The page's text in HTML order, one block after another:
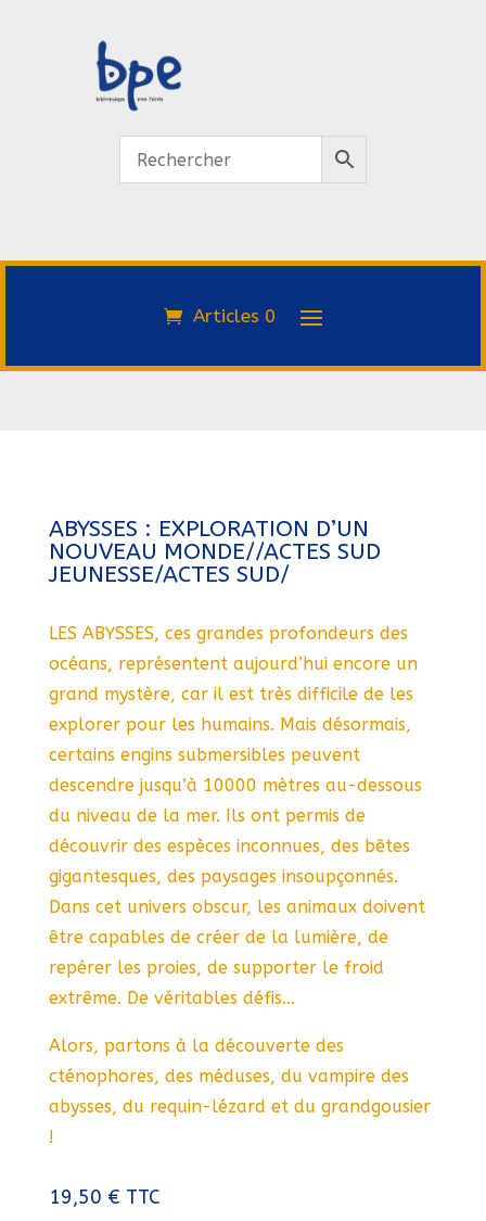
Articles 0
ABYSSES : EXPLORATION D’UN
NOUVEAU MONDE//ACTES SUD
JEUNESSE/ACTES SUD/
LES ABYSSES, ces grandes profondeurs des
océans, représentent aujourd’hui encore un
grand mystère, car il est très difficile de les
explorer pour les humains. Mais désormais,
certains engins submersibles peuvent
descendre jusqu’à 10000 mètres au-dessous
du niveau de la mer. Ils ont permis de
découvrir des espèces inconnues, des bêtes
gigantesques, des paysages insoupçonnés.
Dans cet univers obscur, les animaux doivent
être capables de créer de la lumière, de
repérer les proies, de supporter le froid
extrême. De véritables défis…
Alors, partons à la découverte des
cténophores, des méduses, du vampire des
abysses, du requin-lézard et du grandgousier
!
19,50 € TTC